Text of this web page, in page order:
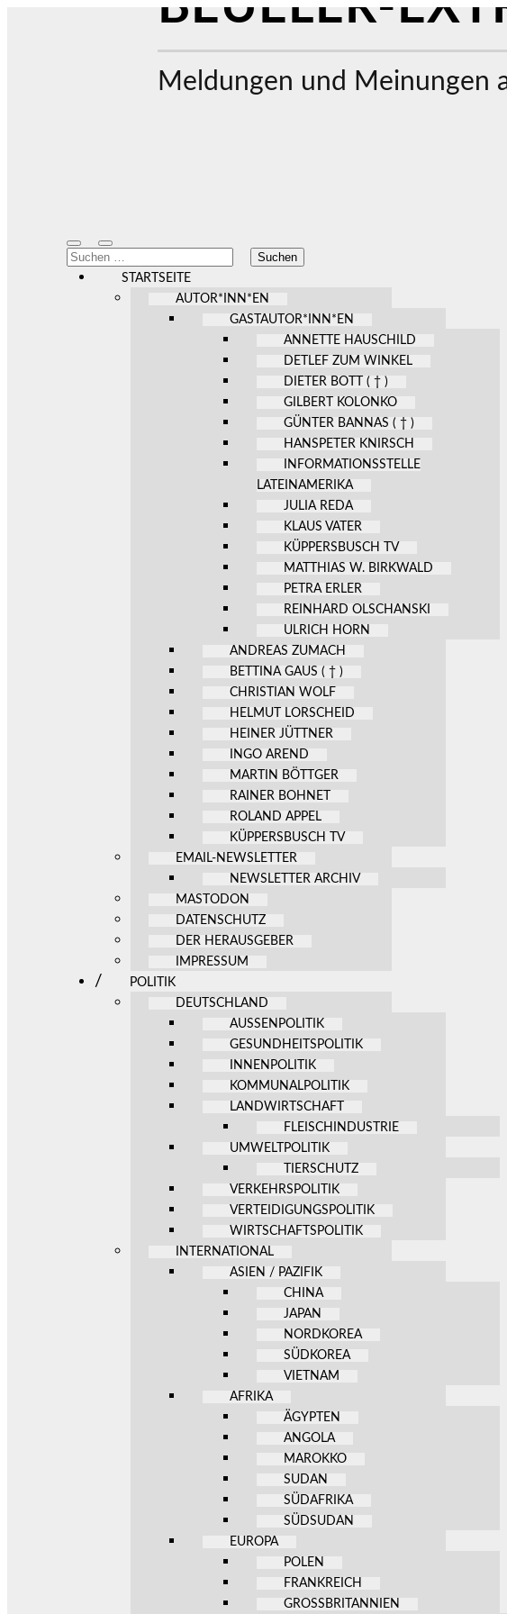
Meldungen und Meinungen
Mobile-
Menü
ein-/ausblenden
Suchfeld
ein-/ausblenden
Suchen
nach:
STARTSEITE
AUTOR*INN*EN
GASTAUTOR*INN*EN
ANNETTE HAUSCHILD
DETLEF ZUM WINKEL
DIETER BOTT ( † )
GILBERT KOLONKO
GÜNTER BANNAS ( † )
HANSPETER KNIRSCH
INFORMATIONSSTELLE
LATEINAMERIKA
JULIA REDA
KLAUS VATER
KÜPPERSBUSCH TV
MATTHIAS W. BIRKWALD
PETRA ERLER
REINHARD OLSCHANSKI
ULRICH HORN
ANDREAS ZUMACH
BETTINA GAUS ( † )
CHRISTIAN WOLF
HELMUT LORSCHEID
HEINER JÜTTNER
INGO AREND
MARTIN BÖTTGER
RAINER BOHNET
ROLAND APPEL
KÜPPERSBUSCH TV
EMAIL-NEWSLETTER
NEWSLETTER ARCHIV
MASTODON
DATENSCHUTZ
DER HERAUSGEBER
IMPRESSUM
POLITIK
DEUTSCHLAND
AUSSENPOLITIK
GESUNDHEITSPOLITIK
INNENPOLITIK
KOMMUNALPOLITIK
LANDWIRTSCHAFT
FLEISCHINDUSTRIE
UMWELTPOLITIK
TIERSCHUTZ
VERKEHRSPOLITIK
VERTEIDIGUNGSPOLITIK
WIRTSCHAFTSPOLITIK
INTERNATIONAL
ASIEN / PAZIFIK
CHINA
JAPAN
NORDKOREA
SÜDKOREA
VIETNAM
AFRIKA
ÄGYPTEN
ANGOLA
MAROKKO
SUDAN
SÜDAFRIKA
SÜDSUDAN
EUROPA
POLEN
FRANKREICH
GROSSBRITANNIEN